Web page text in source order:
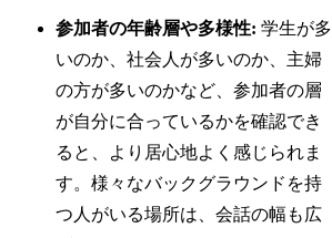
参加者の年齢層や多様性: 学生が多
いのか、社会人が多いのか、主婦
の方が多いのかなど、参加者の層
が自分に合っているかを確認でき
ると、より居心地よく感じられま
す。様々なバックグラウンドを持
つ人がいる場所は、会話の幅も広